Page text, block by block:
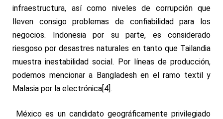
infraestructura, así como niveles de corrupción que
lleven consigo problemas de confiabilidad para los
negocios. Indonesia por su parte, es considerado
riesgoso por desastres naturales en tanto que Tailandia
muestra inestabilidad social. Por líneas de producción,
podemos mencionar a Bangladesh en el ramo textil y
Malasia por la electrónica[4].
México es un candidato geográficamente privilegiado